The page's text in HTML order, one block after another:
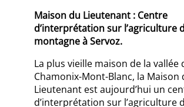
Maison du Lieutenant : Centre
d’interprétation sur l’agriculture
montagne à Servoz.
La plus vieille maison de la vallée
Chamonix-Mont-Blanc, la Maison
Lieutenant est aujourd’hui un
d’interprétation sur l’agriculture